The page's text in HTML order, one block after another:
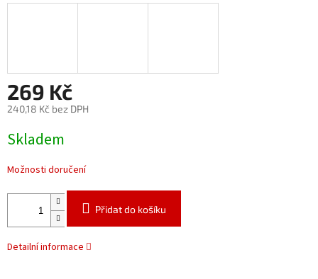
269 Kč
240,18 Kč bez DPH
cena:
Skladem
Možnosti doručení
Přidat do košíku
Detailní informace